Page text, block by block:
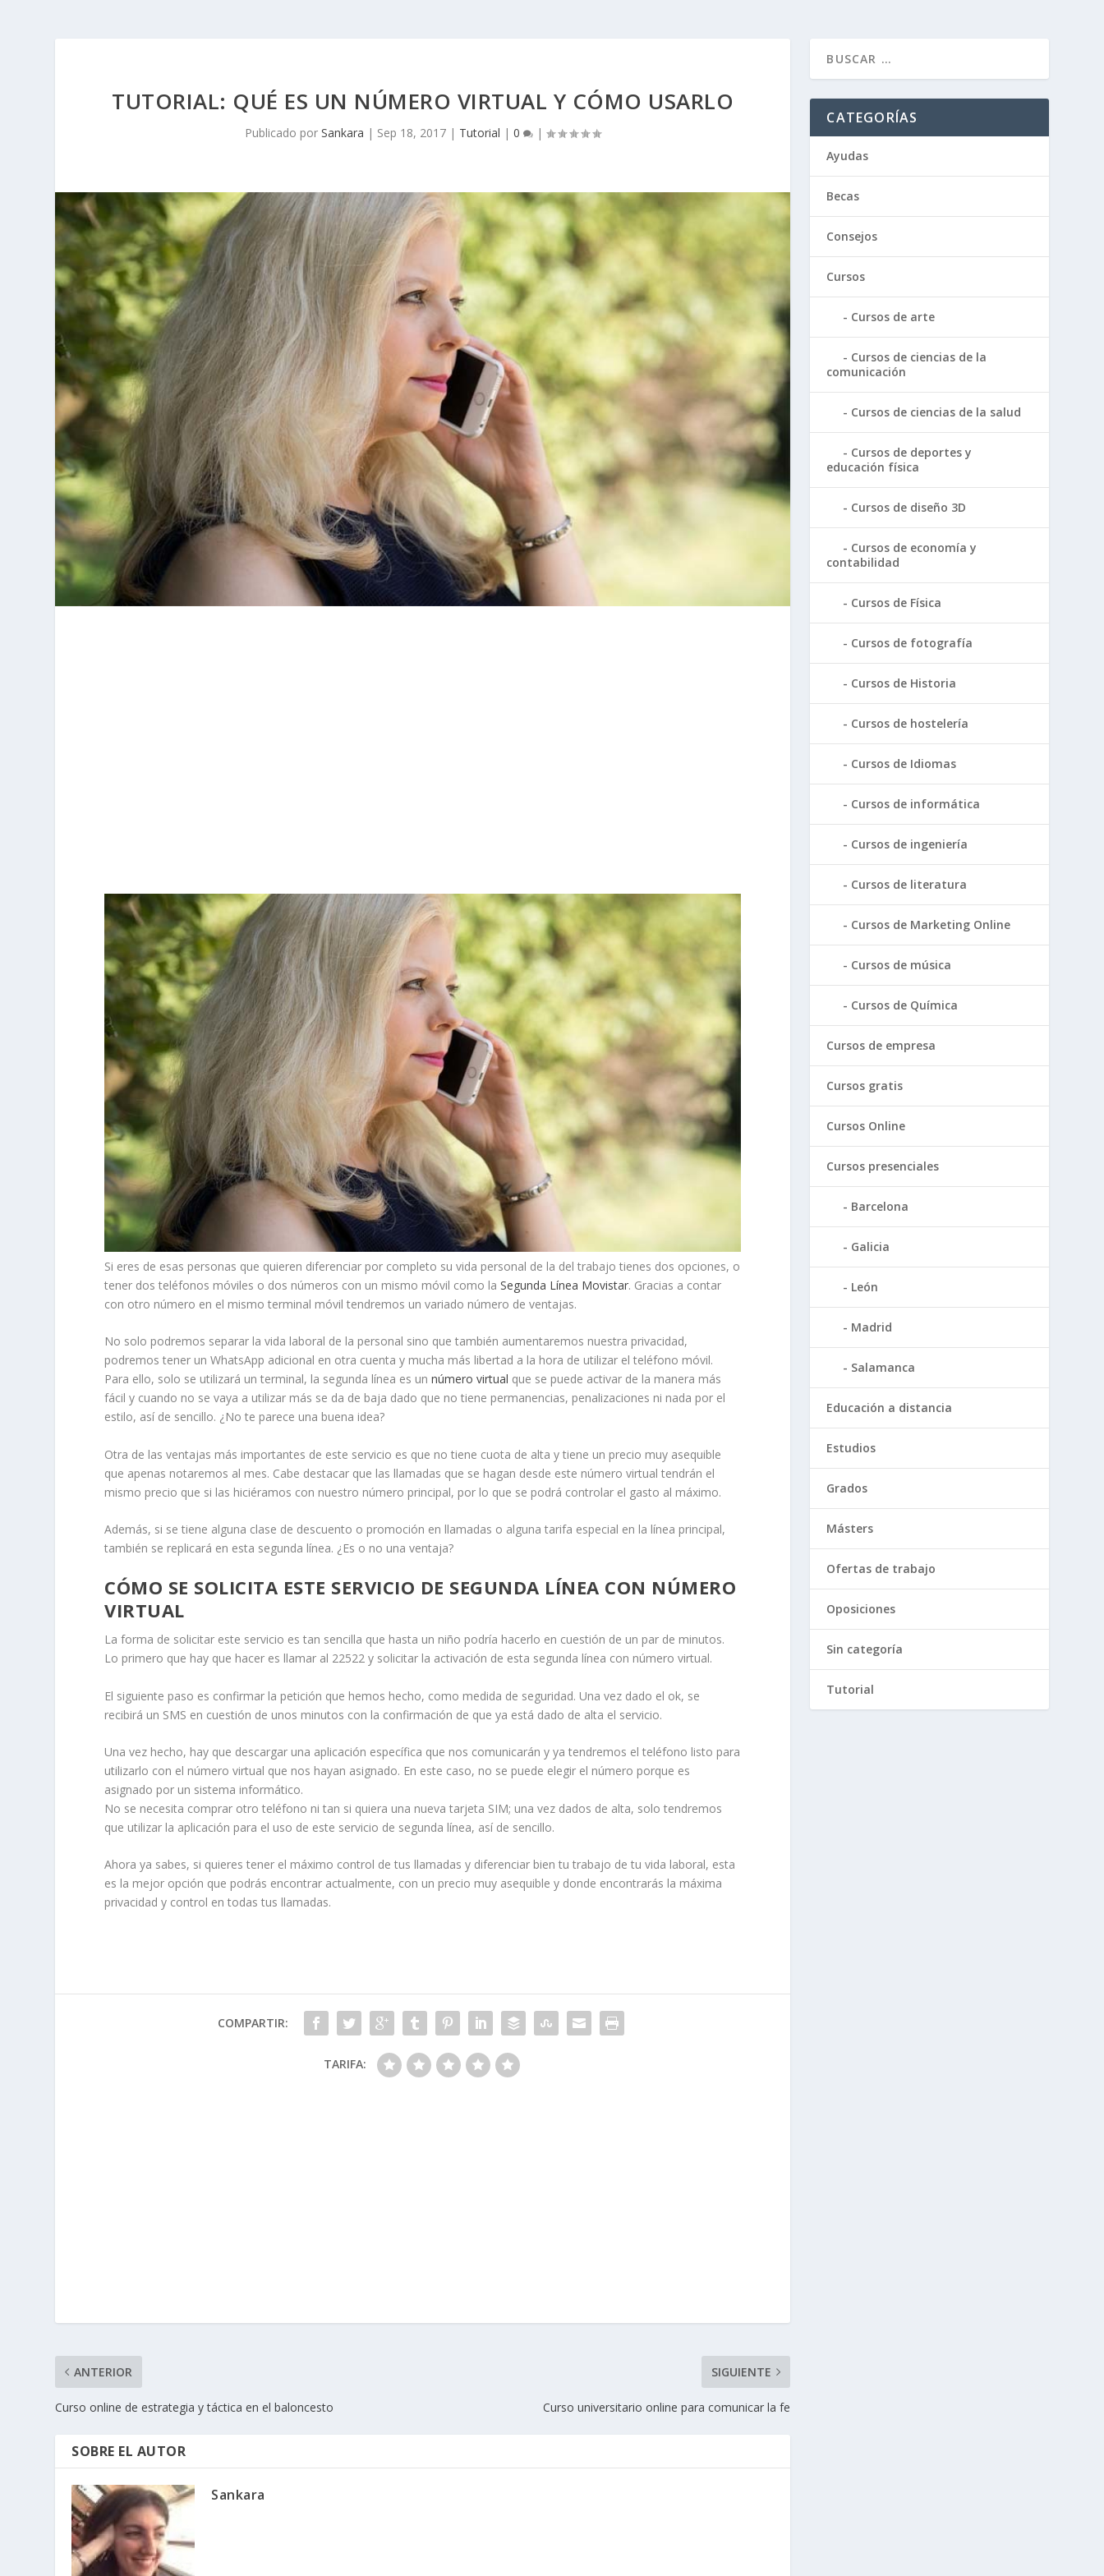
TUTORIAL: QUÉ ES UN NÚMERO VIRTUAL Y CÓMO USARLO
Publicado porSankara | Sep 18, 2017 | Tutorial |0 |
Si eres de esas personas que quieren diferenciar por completo su vida personal de la del trabajo tienes dos opciones, o
tener dos teléfonos móviles o dos números con un mismo móvil como laSegunda Línea Movistar. Gracias a contar
con otro número en el mismo terminal móvil tendremos un variado número de ventajas.
No solo podremos separar la vida laboral de la personal sino que también aumentaremos nuestra privacidad,
podremos tener un WhatsApp adicional en otra cuenta y mucha más libertad a la hora de utilizar el teléfono móvil.
Para ello, solo se utilizará un terminal, la segunda línea es unnúmero virtual que se puede activar de la manera más
fácil y cuando no se vaya a utilizar más se da de baja dado que no tiene permanencias, penalizaciones ni nada por el
estilo, así de sencillo. ¿No te parece una buena idea?
Otra de las ventajas más importantes de este servicio es que no tiene cuota de alta y tiene un precio muy asequible
que apenas notaremos al mes. Cabe destacar que las llamadas que se hagan desde este número virtual tendrán el
mismo precio que si las hiciéramos con nuestro número principal, por lo que se podrá controlar el gasto al máximo.
Además, si se tiene alguna clase de descuento o promoción en llamadas o alguna tarifa especial en la línea principal,
también se replicará en esta segunda línea. ¿Es o no una ventaja?
CÓMO SE SOLICITA ESTE SERVICIO DE SEGUNDA LÍNEA CON NÚMERO
VIRTUAL
La forma de solicitar este servicio es tan sencilla que hasta un niño podría hacerlo en cuestión de un par de minutos.
Lo primero que hay que hacer es llamar al 22522 y solicitar la activación de esta segunda línea con número virtual.
El siguiente paso es confirmar la petición que hemos hecho, como medida de seguridad. Una vez dado el ok, se
recibirá un SMS en cuestión de unos minutos con la confirmación de que ya está dado de alta el servicio.
Una vez hecho, hay que descargar una aplicación específica que nos comunicarán y ya tendremos el teléfono listo para
utilizarlo con el número virtual que nos hayan asignado. En este caso, no se puede elegir el número porque es
asignado por un sistema informático.
No se necesita comprar otro teléfono ni tan si quiera una nueva tarjeta SIM; una vez dados de alta, solo tendremos
que utilizar la aplicación para el uso de este servicio de segunda línea, así de sencillo.
Ahora ya sabes, si quieres tener el máximo control de tus llamadas y diferenciar bien tu trabajo de tu vida laboral, esta
es la mejor opción que podrás encontrar actualmente, con un precio muy asequible y donde encontrarás la máxima
privacidad y control en todas tus llamadas.
COMPARTIR:
TARIFA:
ANTERIOR
Curso online de estrategia y táctica en el baloncesto
SIGUIENTE
Curso universitario online para comunicar la fe
SOBRE EL AUTOR
Sankara
CATEGORÍAS
Ayudas
Becas
Consejos
Cursos
Cursos de arte
Cursos de ciencias de la
comunicación
Cursos de ciencias de la salud
Cursos de deportes y
educación física
Cursos de diseño 3D
Cursos de economía y
contabilidad
Cursos de Física
Cursos de fotografía
Cursos de Historia
Cursos de hostelería
Cursos de Idiomas
Cursos de informática
Cursos de ingeniería
Cursos de literatura
Cursos de Marketing Online
Cursos de música
Cursos de Química
Cursos de empresa
Cursos gratis
Cursos Online
Cursos presenciales
Barcelona
Galicia
León
Madrid
Salamanca
Educación a distancia
Estudios
Grados
Másters
Ofertas de trabajo
Oposiciones
Sin categoría
Tutorial